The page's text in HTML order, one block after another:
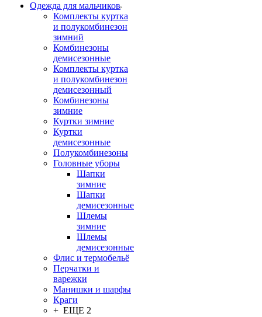
Одежда для мальчиков
Комплекты куртка
и полукомбинезон
зимний
Комбинезоны
демисезонные
Комплекты куртка
и полукомбинезон
демисезонный
Комбинезоны
зимние
Куртки зимние
Куртки
демисезонные
Полукомбинезоны
Головные уборы
Шапки
зимние
Шапки
демисезонные
Шлемы
зимние
Шлемы
демисезонные
Флис и термобельё
Перчатки и
варежки
Манишки и шарфы
Краги
+ ЕЩЕ 2